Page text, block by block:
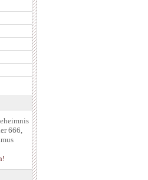
666,